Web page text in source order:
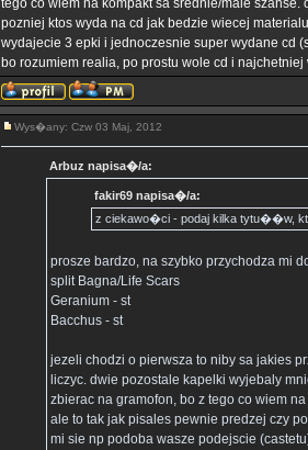
tego co wiem na kompakt sa srednie/male
pozniej ktos wyda na cd jak bedzie wiecej
wydajecie 3 epki i jednoczesnie super wydane cd
bo rozumiem realia, po prostu wole cd i
Wys�any: Czw 03 Maj, 2012
Arbuz napisa�/a:
fakir69 napisa�/a:
z ciekawo�ci - podaj kilka tytu��w,
prosze bardzo, na szybko przychodza mi
split Bagna/Life Scars
Geranium - st
Bacchus - st
jezeli chodzi o pierwsza to niby sa jakies
liczyc. dwie pozostale kapelki wyjebaly
zbierac na gramofon, bo z tego co wiem
ale to tak jak pisales pewnie predzej czy
mi sie np podoba wasze podejscie